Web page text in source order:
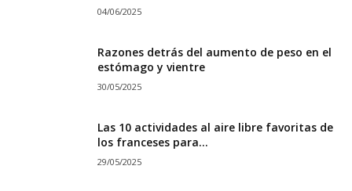
04/06/2025
Razones detrás del aumento de peso en el
estómago y vientre
30/05/2025
Las 10 actividades al aire libre favoritas de
los franceses para...
29/05/2025